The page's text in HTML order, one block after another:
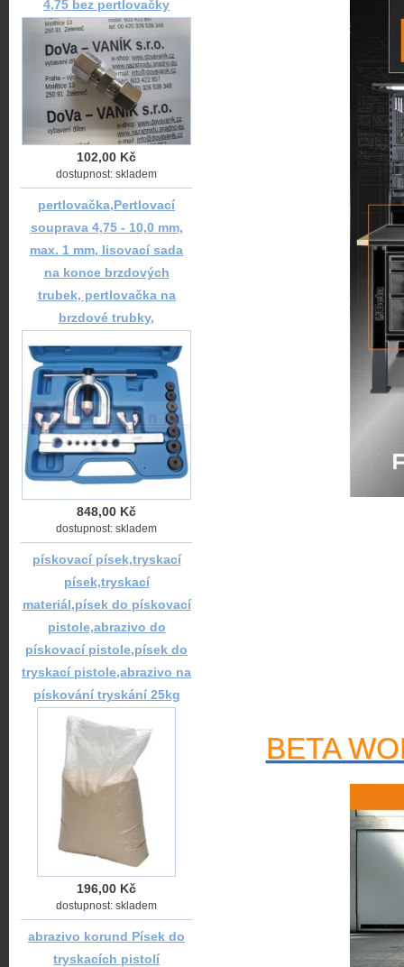
BETA
4,75 bez pertlovačky
102,00 Kč
dostupnost: skladem
pertlovačka,Pertlovací
souprava 4,75 - 10,0 mm,
max. 1 mm, lisovací sada
na konce brzdových
trubek, pertlovačka na
brzdové trubky,
848,00 Kč
dostupnost: skladem
pískovací písek,tryskací
písek,tryskací
materiál,písek do pískovací
pistole,abrazivo do
pískovací pistole,písek do
tryskací pistole,abrazivo na
pískování tryskání 25kg
196,00 Kč
dostupnost: skladem
abrazivo korund Písek do
tryskacích pistolí